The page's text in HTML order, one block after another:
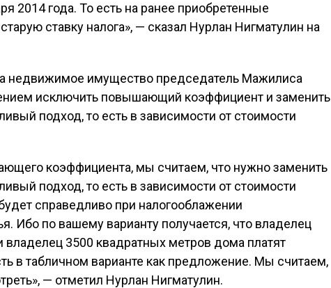
2014 года. То есть на ранее приобретенные
ставку налога», — сказал Нурлан Нигматулин на
недвижимое имущество председатель Мажилиса
исключить повышающий коэффициент и заменить
подход, то есть в зависимости от стоимости
коэффициента, мы считаем, что нужно заменить
подход, то есть в зависимости от стоимости
справедливо при налогооблажении
Ибо по вашему варианту получается, что владелец
владелец 3500 квадратных метров дома платят
в табличном варианте как предложение. Мы считаем,
— отметил Нурлан Нигматулин.